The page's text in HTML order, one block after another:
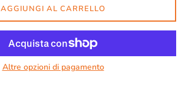
AGGIUNGI AL CARRELLO
Altre opzioni di pagamento